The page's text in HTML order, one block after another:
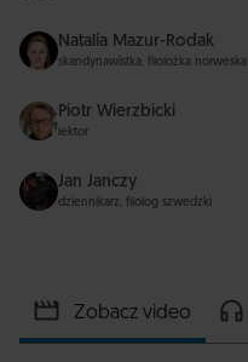
Natalia Mazur-Rodak
skandynawistka, filolożka norweska
Piotr Wierzbicki
lektor
Jan Janczy
dziennikarz, filolog szwedzki
Zobacz video